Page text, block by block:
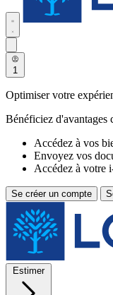
1
Optimiser votre
Bénéficiez d'avantages
Accédez à vos
Envoyez vos
Accédez à votre
Se créer un compte
Estimer